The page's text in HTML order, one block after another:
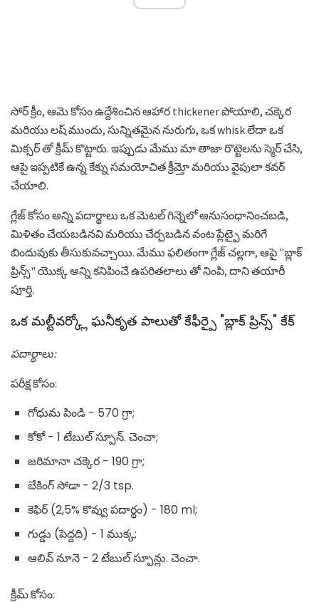
సోర్ క్రీం, ఆమె కోసం ఉద్దేశించిన ఆహార thickener పోయాలి, చక్కెర
మరియు లష్ ముందు, సున్నితమైన నురుగు, ఒక whisk లేదా ఒక
మిక్సర్ తో క్రీమ్ కొట్టారు. ఇప్పుడు మేము మా తాజా రొట్టెలను స్మెర్ చేసి,
ఆపై ఇప్పటికే ఉన్న కేక్ను సమయోచిత క్రీమ్తో మరియు వైపులా కవర్
చేయాలి.
గ్లేజ్ కోసం అన్ని పదార్థాలు ఒక మెటల్ గిన్నెలో అనుసంధానించబడి,
మిళితం చేయబడినవి మరియు చేర్చబడిన వంట ప్లేట్పై మరిగే
బిందువుకు తీసుకువచ్చాయి. మేము ఫలితంగా గ్లేజ్ చల్లగా, ఆపై "బ్లాక్
ప్రిన్స్" యొక్క అన్ని కనిపించే ఉపరితలాలు తో నింపి, దాని తయారీ
పూర్తి.
ఒక మల్టీవర్క్లో ఘనీకృత పాలుతో కేఫీర్పై "బ్లాక్ ప్రిన్స్" కేక్
పదార్థాలు:
పరీక్ష కోసం:
గోధుమ పిండి - 570 గ్రా;
కోకో - 1 టేబుల్ స్పూన్. చెంచా;
జరిమానా చక్కెర - 190 గ్రా;
బేకింగ్ సోడా - 2/3 tsp.
కెఫిర్ (2,5% కొవ్వు పదార్థం) - 180 ml;
గుడ్డు (పెద్దది) - 1 ముక్క;
ఆలివ్ నూనె - 2 టేబుల్ స్పూన్లు. చెంచా.
క్రీమ్ కోసం: